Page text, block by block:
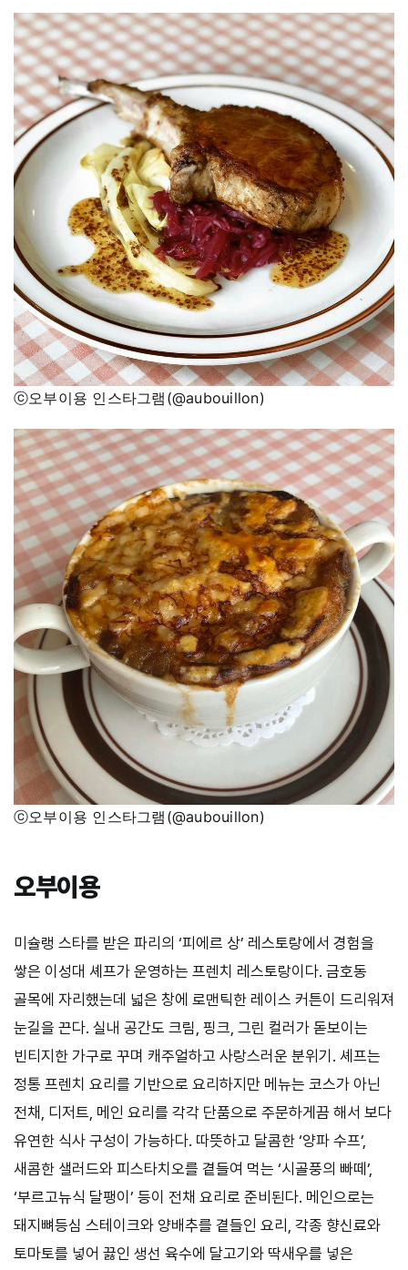
ⓒ오부이용 인스타그램(@aubouillon)
ⓒ오부이용 인스타그램(@aubouillon)
오부이용
미슐랭 스타를 받은 파리의 ‘피에르 상’ 레스토랑에서 경험을
쌓은 이성대 셰프가 운영하는 프렌치 레스토랑이다. 금호동
골목에 자리했는데 넓은 창에 로맨틱한 레이스 커튼이 드리워져
눈길을 끈다. 실내 공간도 크림, 핑크, 그린 컬러가 돋보이는
빈티지한 가구로 꾸며 캐주얼하고 사랑스러운 분위기 . 셰프는
정통 프렌치 요리를 기반으로 요리하지만 메뉴는 코스가 아닌
전채 , 디저트, 메인 요리를 각각 단품으로 주문하게끔 해서 보다
유연한 식사 구성이 가능하다. 따뜻하고 달콤한 ‘양파 수프’,
새콤한 샐러드와 피스타치오를 곁들여 먹는 ‘시골풍의 빠떼 ’,
‘부르고뉴식 달팽이 ’ 등이 전채 요리로 준비된다. 메인으로는
돼지뼈등심 스테이크와 양배추를 곁들인 요리 , 각종 향신료와
토마토를 넣어 끓인 생선 육수에 달고기와 딱새우를 넣은